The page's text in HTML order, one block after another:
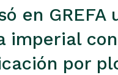
en GREFA
imperial
por